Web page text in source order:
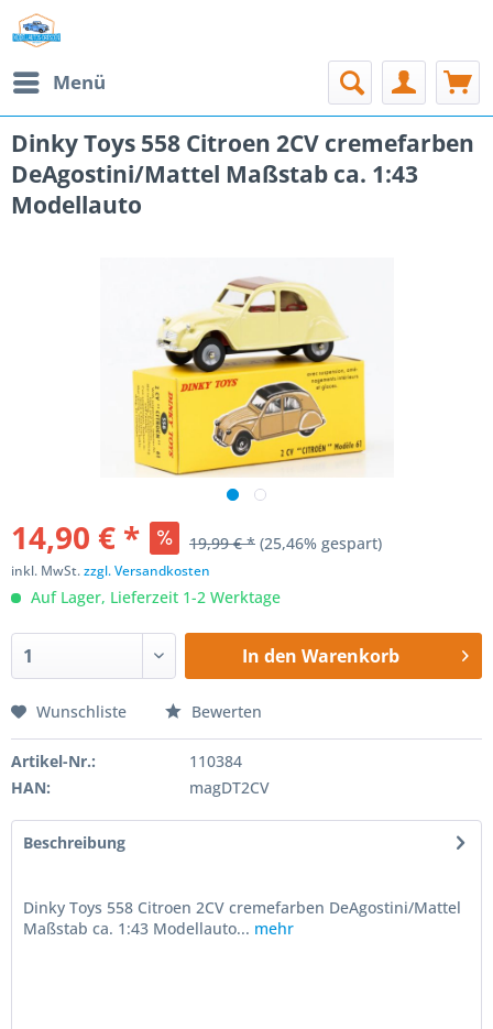
Menü
Dinky Toys 558 Citroen 2CV cremefarben
DeAgostini/Mattel Maßstab ca. 1:43
Modellauto
14,90 € * 19,99 € * (25,46% gespart)
inkl. MwSt.zzgl. Versandkosten
Auf Lager, Lieferzeit 1-2 Werktage
In den Warenkorb
Wunschliste Bewerten
Artikel-Nr.:
110384
HAN:
magDT2CV
Beschreibung
Dinky Toys 558 Citroen 2CV cremefarben DeAgostini/Mattel
Maßstab ca. 1:43 Modellauto... mehr